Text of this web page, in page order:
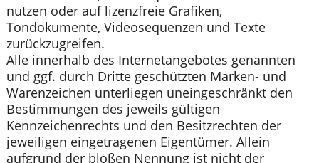
nutzen oder auf lizenzfreie Grafiken,
Tondokumente, Videosequenzen und Texte
zurückzugreifen.
Alle innerhalb des Internetangebotes genannten
und ggf. durch Dritte geschützten Marken- und
Warenzeichen unterliegen uneingeschränkt den
Bestimmungen des jeweils gültigen
Kennzeichenrechts und den Besitzrechten der
jeweiligen eingetragenen Eigentümer. Allein
aufgrund der bloßen Nennung ist nicht der